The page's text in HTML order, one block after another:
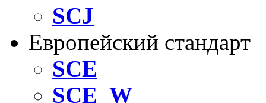
SCJ
Европейский стандарт
SCE
SCE_W